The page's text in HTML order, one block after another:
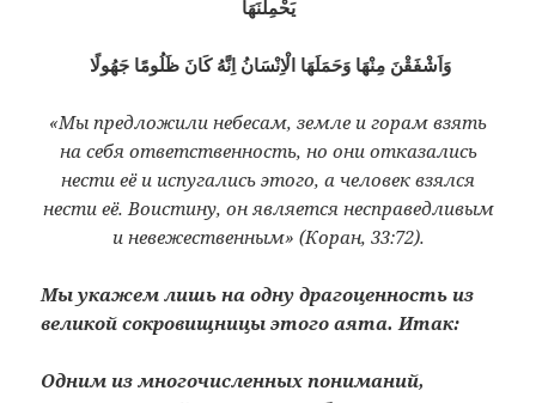
يَحْمِلْنَهَا
وَاَشْفَقْنَ مِنْهَا وَحَمَلَهَا الْاِنْسَانُ اِنَّهُ كَانَ ظَلُومًا جَهُولًا
«Мы предложили небесам, земле и горам взять
на себя ответственность, но они отказались
нести её и испугались этого, а человек взялся
нести её. Воистину, он является несправедливым
и невежественным» (Коран, 33:72).
Мы укажем лишь на одну драгоценность из
великой сокровищницы этого аята. Итак:
Одним из многочисленных пониманий,